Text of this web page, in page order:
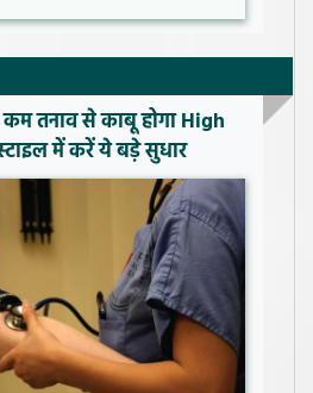
तनाव से काबू होगा High
में करें ये बड़े सुधार